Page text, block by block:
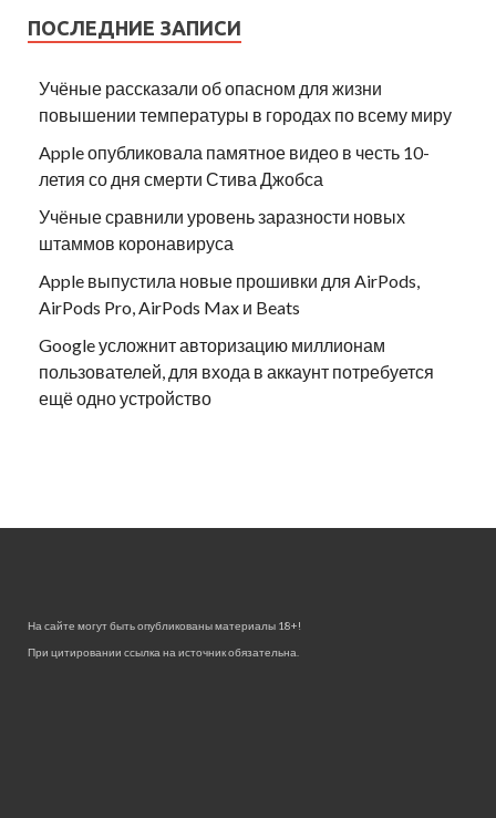
ПОСЛЕДНИЕ ЗАПИСИ
Учёные рассказали об опасном для жизни
повышении температуры в городах по всему миру
Apple опубликовала памятное видео в честь 10-
летия со дня смерти Стива Джобса
Учёные сравнили уровень заразности новых
штаммов коронавируса
Apple выпустила новые прошивки для AirPods,
AirPods Pro, AirPods Max и Beats
Google усложнит авторизацию миллионам
пользователей, для входа в аккаунт потребуется
ещё одно устройство
На сайте могут быть опубликованы материалы 18+!
При цитировании ссылка на источник обязательна.